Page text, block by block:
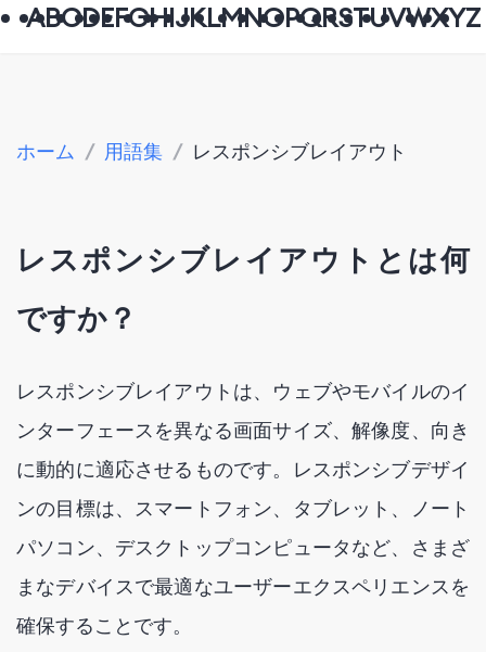
ABCDEFGHIJKLMNOPQRSTUVWXYZ
ホーム / 用語集 / レスポンシブレイアウト
レスポンシブレイアウトとは何
ですか？
レスポンシブレイアウトは、ウェブやモバイルのイ
ンターフェースを異なる画面サイズ、解像度、向き
に動的に適応させるものです。レスポンシブデザイ
ンの目標は、スマートフォン、タブレット、ノート
パソコン、デスクトップコンピュータなど、さまざ
まなデバイスで最適なユーザーエクスペリエンスを
確保することです。